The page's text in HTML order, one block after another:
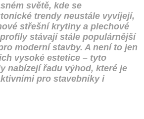
světě, kde se
trendy neustále vyvíjejí,
střešní krytiny a plechové
stávají stále populárnější
moderní stavby. A není to jen
vysoké estetice – tyto
nabízejí řadu výhod, které je
pro stavebníky i